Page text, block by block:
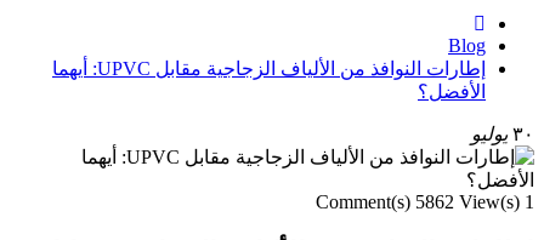
Blog
إطارات النوافذ من الألياف الزجاجية مقابل UPVC: أيهما
الأفضل؟
٣٠ يوليو
1 Comment(s)
5862 View(s)